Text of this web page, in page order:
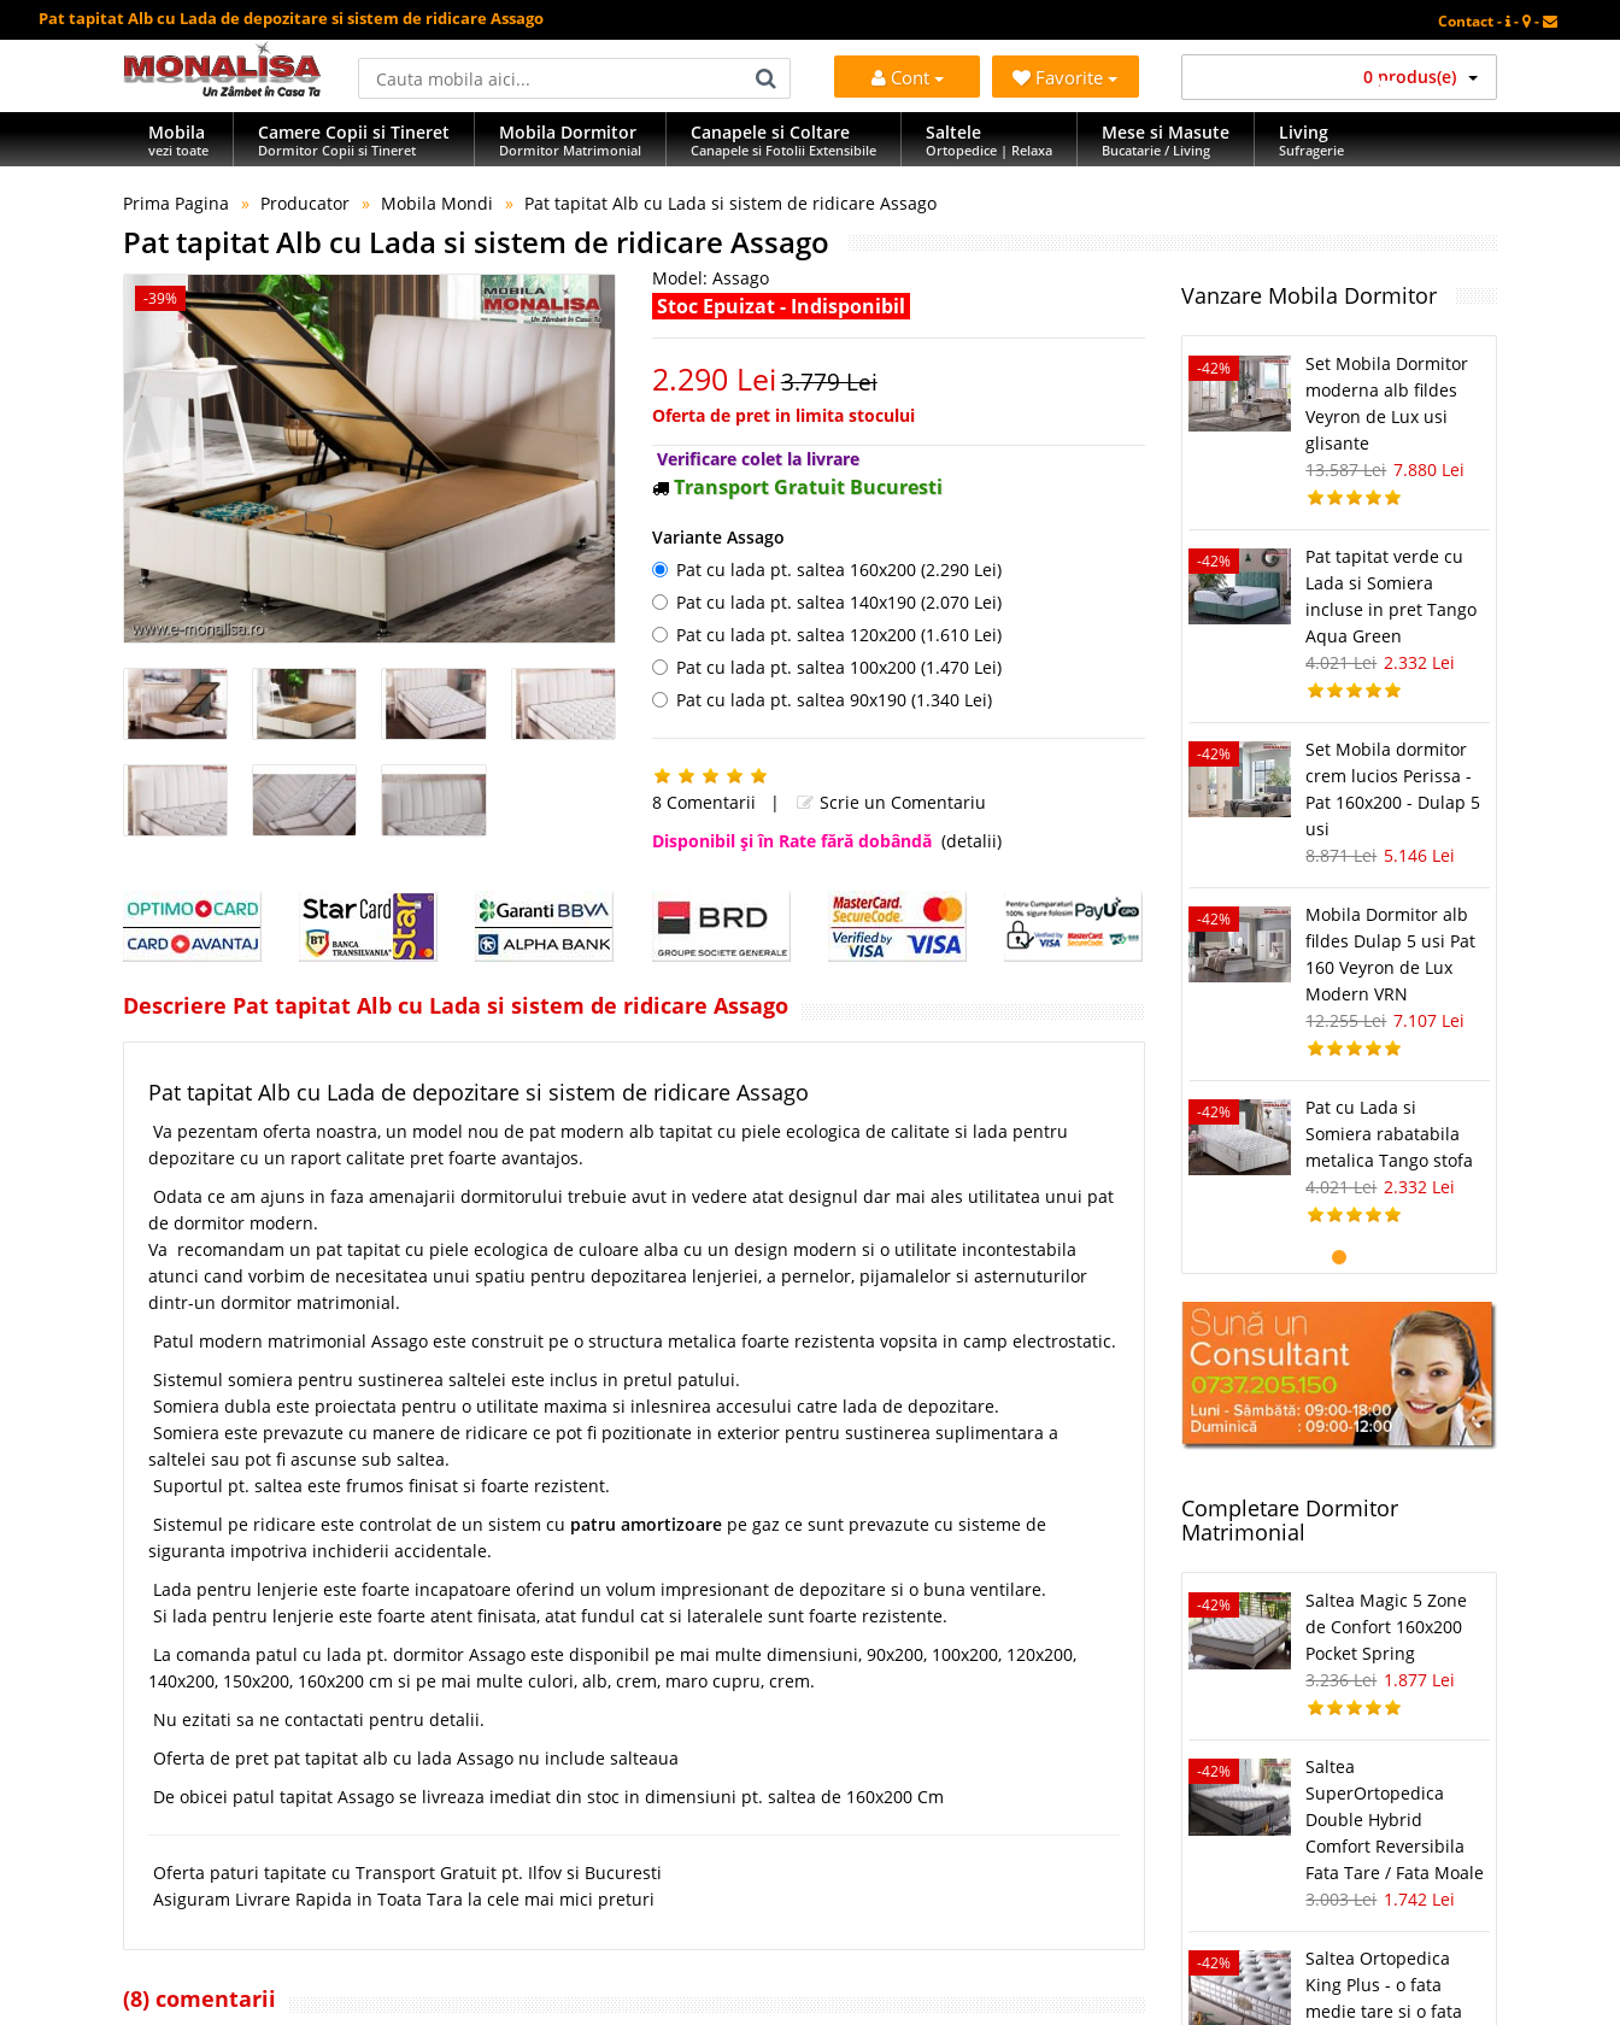
Pat tapitat Alb cu Lada de depozitare si sistem de ridicare Assago Contact - - -
Cont Favorite 0 produs(e)
Mobila
vezi toate
Camere Copii si Tineret
Dormitor Copii si Tineret
Mobila Dormitor
Dormitor Matrimonial
Canapele si Coltare
Canapele si Fotolii Extensibile
Saltele
Ortopedice | Relaxa
Mese si Masute
Bucatarie / Living
Living
Sufragerie
Prima Pagina Producator Mobila Mondi Pat tapitat Alb cu Lada si sistem de ridicare Assago
Pat tapitat Alb cu Lada si sistem de ridicare Assago
-39%
Model: Assago
Stoc Epuizat - Indisponibil
2.290 Lei3.779 Lei
Oferta de pret in limita stocului
Verificare colet la livrare
Transport Gratuit Bucuresti
Variante Assago
Pat cu lada pt. saltea 160x200 (2.290 Lei)
Pat cu lada pt. saltea 140x190 (2.070 Lei)
Pat cu lada pt. saltea 120x200 (1.610 Lei)
Pat cu lada pt. saltea 100x200 (1.470 Lei)
Pat cu lada pt. saltea 90x190 (1.340 Lei)
8 Comentarii |
Scrie un Comentariu
Disponibil şi în Rate fără dobândă (detalii)
Descriere Pat tapitat Alb cu Lada si sistem de ridicare Assago
Pat tapitat Alb cu Lada de depozitare si sistem de ridicare Assago
Va pezentam oferta noastra, un model nou de pat modern alb tapitat cu piele ecologica de calitate si lada pentru
depozitare cu un raport calitate pret foarte avantajos.
Odata ce am ajuns in faza amenajarii dormitorului trebuie avut in vedere atat designul dar mai ales utilitatea unui pat
de dormitor modern.
Va recomandam un pat tapitat cu piele ecologica de culoare alba cu un design modern si o utilitate incontestabila
atunci cand vorbim de necesitatea unui spatiu pentru depozitarea lenjeriei, a pernelor, pijamalelor si asternuturilor
dintr-un dormitor matrimonial.
Patul modern matrimonial Assago este construit pe o structura metalica foarte rezistenta vopsita in camp electrostatic.
Sistemul somiera pentru sustinerea saltelei este inclus in pretul patului.
Somiera dubla este proiectata pentru o utilitate maxima si inlesnirea accesului catre lada de depozitare.
Somiera este prevazute cu manere de ridicare ce pot fi pozitionate in exterior pentru sustinerea suplimentara a
saltelei sau pot fi ascunse sub saltea.
Suportul pt. saltea este frumos finisat si foarte rezistent.
Sistemul pe ridicare este controlat de un sistem cu patru amortizoare pe gaz ce sunt prevazute cu sisteme de
siguranta impotriva inchiderii accidentale.
Lada pentru lenjerie este foarte incapatoare oferind un volum impresionant de depozitare si o buna ventilare.
Si lada pentru lenjerie este foarte atent finisata, atat fundul cat si lateralele sunt foarte rezistente.
La comanda patul cu lada pt. dormitor Assago este disponibil pe mai multe dimensiuni, 90x200, 100x200, 120x200,
140x200, 150x200, 160x200 cm si pe mai multe culori, alb, crem, maro cupru, crem.
Nu ezitati sa ne contactati pentru detalii.
Oferta de pret pat tapitat alb cu lada Assago nu include salteaua
De obicei patul tapitat Assago se livreaza imediat din stoc in dimensiuni pt. saltea de 160x200 Cm
Oferta paturi tapitate cu Transport Gratuit pt. Ilfov si Bucuresti
Asiguram Livrare Rapida in Toata Tara la cele mai mici preturi
(8) comentarii
Vanzare Mobila Dormitor
-42%
Set Mobila Dormitor
moderna alb fildes
Veyron de Lux usi
glisante
13.587 Lei 7.880 Lei
-42%
Pat tapitat verde cu
Lada si Somiera
incluse in pret Tango
Aqua Green
4.021 Lei 2.332 Lei
-42%
Set Mobila dormitor
crem lucios Perissa -
Pat 160x200 - Dulap 5
usi
8.871 Lei 5.146 Lei
-42%
Mobila Dormitor alb
fildes Dulap 5 usi Pat
160 Veyron de Lux
Modern VRN
12.255 Lei 7.107 Lei
-42%
Pat cu Lada si
Somiera rabatabila
metalica Tango stofa
4.021 Lei 2.332 Lei
Completare Dormitor
Matrimonial
-42%
Saltea Magic 5 Zone
de Confort 160x200
Pocket Spring
3.236 Lei 1.877 Lei
-42%
Saltea
SuperOrtopedica
Double Hybrid
Comfort Reversibila
Fata Tare / Fata Moale
3.003 Lei 1.742 Lei
-42%
Saltea Ortopedica
King Plus - o fata
medie tare si o fata